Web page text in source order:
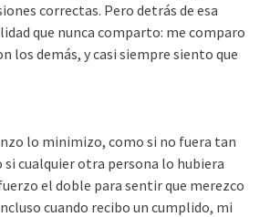
correctas. Pero detrás de esa
que nunca comparto: me comparo
los demás, y casi siempre siento que
lo minimizo, como si no fuera tan
cualquier otra persona lo hubiera
el doble para sentir que merezco
cuando recibo un cumplido, mi